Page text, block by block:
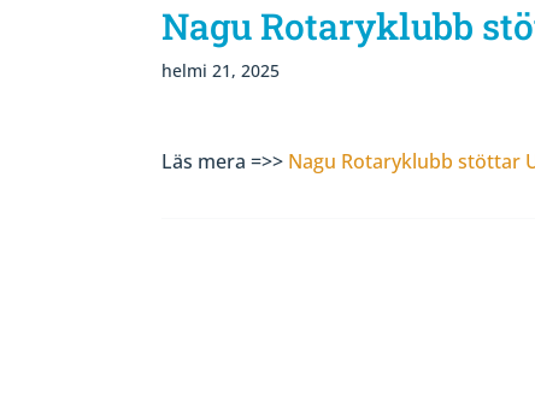
Nagu Rotaryklubb
helmi 21, 2025
Läs mera =>> Nagu Rotaryklubb stöttar